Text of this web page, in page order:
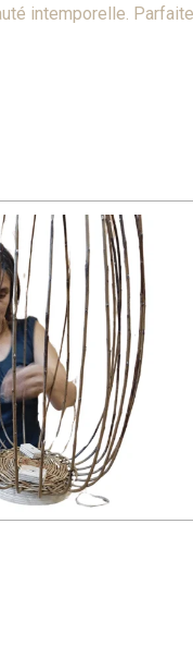
intemporelle.